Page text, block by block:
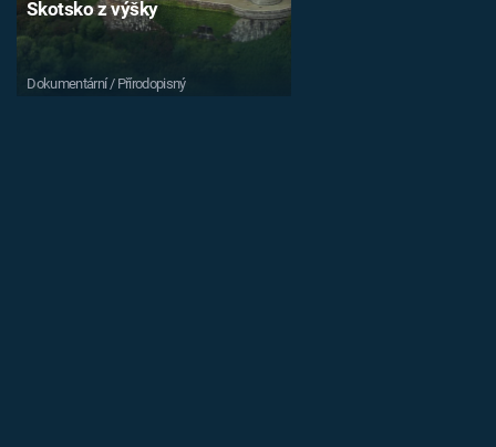
Skotsko z výšky
Dokumentární / Přírodopisný